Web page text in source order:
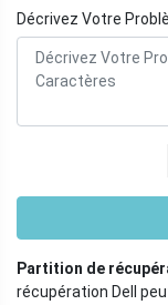
Décrivez Votre
Partition de
récupération Dell